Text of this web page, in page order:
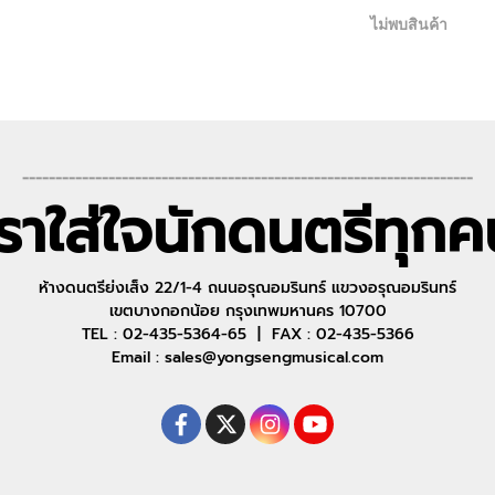
ไม่พบสินค้า
--------------------------------------------------------------------
าใส่ใจนักดนตรีทุก
ห้างดนตรีย่งเส็ง 22/1-4 ถนนอรุณอมรินทร์ แขวงอรุณอมรินทร์
เขตบางกอกน้อย กรุงเทพมหานคร 10700
TEL : 02-435-5364-65 | FAX : 02-435-5366
Email : sales@yongsengmusical.com